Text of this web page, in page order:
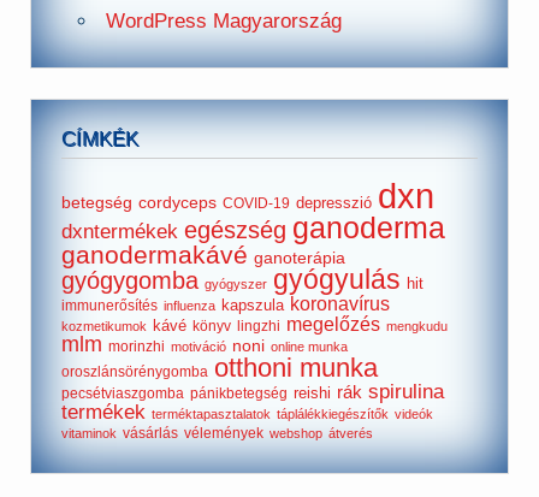
WordPress Magyarország
CÍMKÉK
betegség cordyceps COVID-19 depresszió dxn
dxntermékek egészség ganoderma
ganodermakávé ganoterápia
gyógygomba gyógyszer gyógyulás hit
immunerősítés influenza kapszula koronavírus
kozmetikumok kávé könyv lingzhi megelőzés mengkudu
mlm morinzhi motiváció noni online munka
oroszlánsörénygomba otthoni munka
pecsétviaszgomba pánikbetegség reishi rák spirulina
termékek terméktapasztalatok táplálékkiegészítők videók
vitaminok vásárlás vélemények webshop átverés